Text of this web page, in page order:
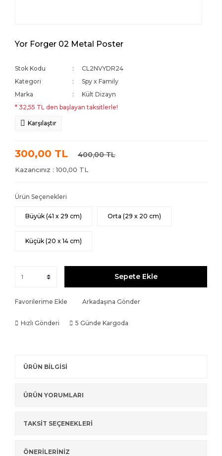
Yor Forger 02 Metal Poster
Stok Kodu
CL2NVYDR24
Kategori
Spy x Family
Marka
Kült Dizayn
* 32,55 TL den başlayan taksitlerle!
Karşılaştır
300,00 TL 400,00 TL
Kazancınız : 100,00 TL
Ürün Seçenekleri
Büyük (41 x 29 cm) Orta (29 x 20 cm)
Küçük (20 x 14 cm)
Sepete Ekle
Favorilerime Ekle Arkadaşına Gönder
Hızlı Gönderi 5 Günde Kargoda
ÜRÜN BİLGİSİ
ÜRÜN YORUMLARI
TAKSİT SEÇENEKLERİ
ÖNERİLERİNİZ